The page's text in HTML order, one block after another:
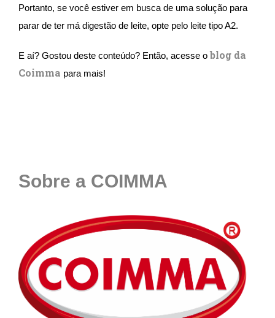
Portanto, se você estiver em busca de uma solução para
parar de ter má digestão de leite, opte pelo leite tipo A2.
E aí? Gostou deste conteúdo? Então, acesse o blog da
Coimma para mais!
Sobre a COIMMA